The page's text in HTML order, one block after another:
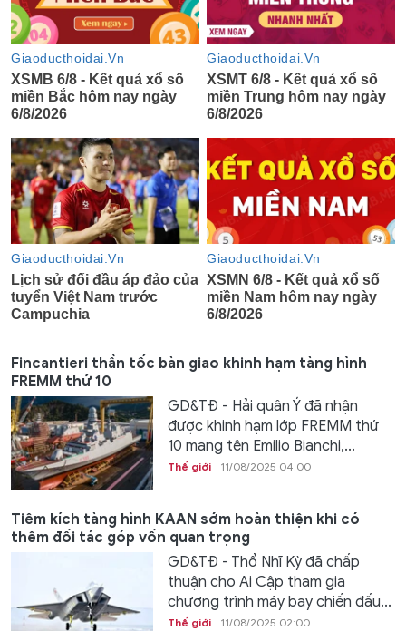
Fincantieri thần tốc bàn giao khinh hạm tàng hình
FREMM thứ 10
GD&TĐ - Hải quân Ý đã nhận
được khinh hạm lớp FREMM thứ
10 mang tên Emilio Bianchi,...
Thế giới 11/08/2025 04:00
Tiêm kích tàng hình KAAN sớm hoàn thiện khi có
thêm đối tác góp vốn quan trọng
GD&TĐ - Thổ Nhĩ Kỳ đã chấp
thuận cho Ai Cập tham gia
chương trình máy bay chiến đấu...
Thế giới 11/08/2025 02:00